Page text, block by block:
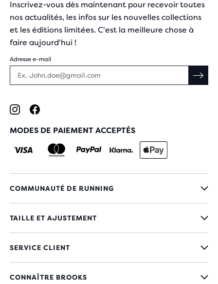
Inscrivez-vous dès maintenant pour recevoir toutes
nos actualités, les infos sur les nouvelles collections
et les éditions limitées. C'est la meilleure chose à
faire aujourd'hui !
Adresse e-mail
MODES DE PAIEMENT ACCEPTÉS
COMMUNAUTÉ DE RUNNING
TAILLE ET AJUSTEMENT
SERVICE CLIENT
CONNAÎTRE BROOKS